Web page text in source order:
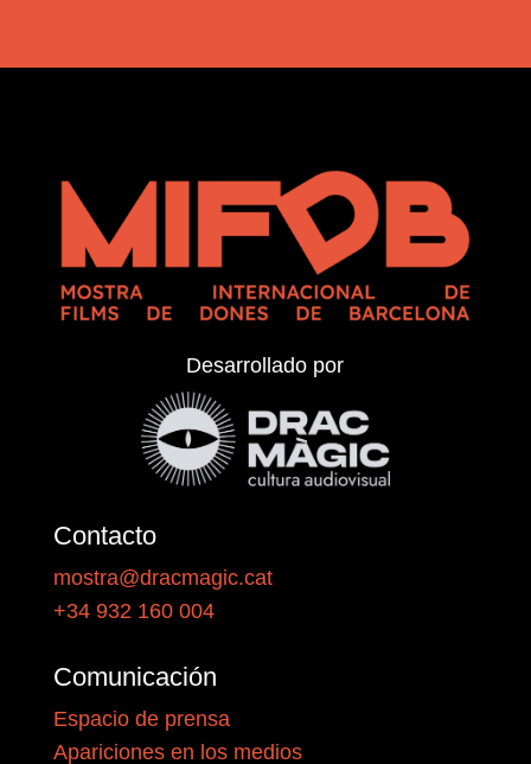
Desarrollado por
Contacto
mostra@dracmagic.cat
+34 932 160 004
Comunicación
Espacio de prensa
Apariciones en los medios